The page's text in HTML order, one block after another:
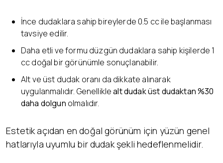
İnce dudaklara sahip bireylerde 0.5 cc ile başlanması
tavsiye edilir.
Daha etli ve formu düzgün dudaklara sahip kişilerde 1
cc doğal bir görünümle sonuçlanabilir.
Alt ve üst dudak oranı da dikkate alınarak
uygulanmalıdır. Genelliklealt dudak üst dudaktan %30
daha dolgun olmalıdır.
Estetik açıdan en doğal görünüm için yüzün genel
hatlarıyla uyumlu bir dudak şekli hedeflenmelidir.